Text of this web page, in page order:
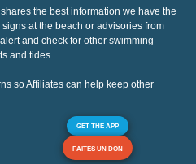
the best information we have the
at the beach or advisories from
and check for other swimming
and tides.
so Affiliates can help keep other
GET THE APP
FAITES UN DON